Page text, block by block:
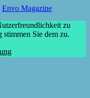
Envo Magazine
zu
stimmen Sie dem zu.